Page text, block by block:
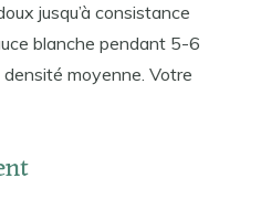
jusqu’à consistance
blanche pendant 5-6
moyenne. Votre